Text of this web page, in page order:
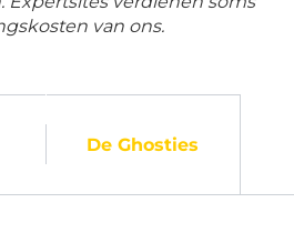
van ons.
De Ghosties